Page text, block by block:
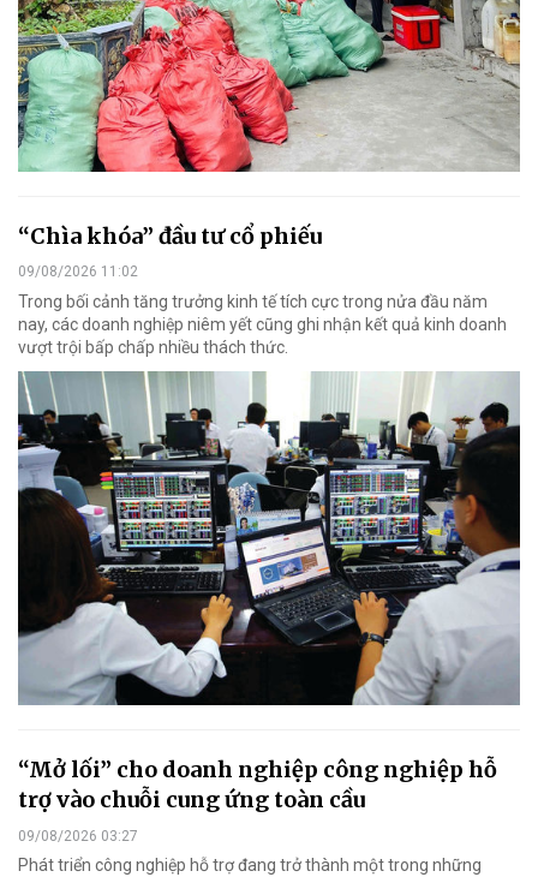
“Chìa khóa” đầu tư cổ phiếu
09/08/2026 11:02
Trong bối cảnh tăng trưởng kinh tế tích cực trong nửa đầu năm
nay, các doanh nghiệp niêm yết cũng ghi nhận kết quả kinh doanh
vượt trội bấp chấp nhiều thách thức.
“Mở lối” cho doanh nghiệp công nghiệp hỗ
trợ vào chuỗi cung ứng toàn cầu
09/08/2026 03:27
Phát triển công nghiệp hỗ trợ đang trở thành một trong những